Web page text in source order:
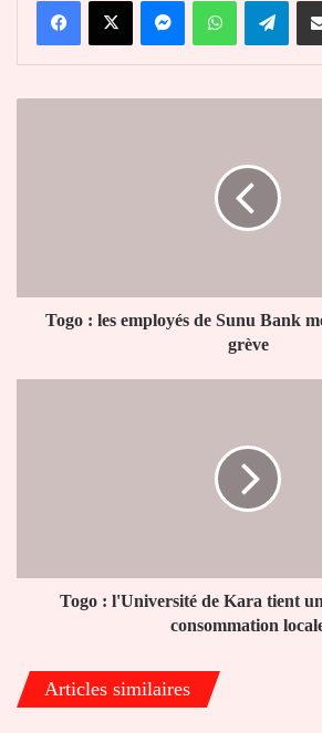
d'aller
Togo : les employés de Sunu Bank
grève
sur
Togo : l'Université de Kara tient
consommation
Articles similaires